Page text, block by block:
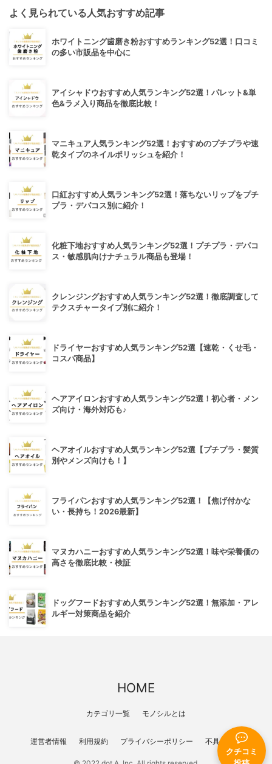
クチコミ
よく見られている人気おすすめ記事
ホワイトニング歯磨き粉おすすめランキング52選！口コミ
の多い市販品を中心に
アイシャドウおすすめ人気ランキング52選！パレット&単
色&ラメ入り商品を徹底比較！
マニキュア人気ランキング52選！おすすめのプチプラや速
乾タイプのネイルポリッシュを紹介！
口紅おすすめ人気ランキング52選！落ちないリップをプチ
プラ・デパコス別に紹介！
化粧下地おすすめ人気ランキング52選！プチプラ・デパコ
ス・敏感肌向けナチュラル商品も登場！
クレンジングおすすめ人気ランキング52選！徹底調査して
テクスチャータイプ別に紹介！
ドライヤーおすすめ人気ランキング52選【速乾・くせ毛・
コスパ商品】
ヘアアイロンおすすめ人気ランキング52選！初心者・メン
ズ向け・海外対応も♪
ヘアオイルおすすめ人気ランキング52選【プチプラ・髪質
別やメンズ向けも！】
フライパンおすすめ人気ランキング52選！【焦げ付かな
い・長持ち！2026最新】
マヌカハニーおすすめ人気ランキング52選！味や栄養価の
高さを徹底比較・検証
ドッグフードおすすめ人気ランキング52選！無添加・アレ
ルギー対策商品を紹介
HOME
カテゴリ一覧 モノシルとは
運営者情報 利用規約 プライバシーポリシー 不具合報告